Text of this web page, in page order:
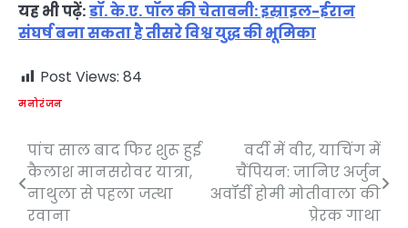
यह भी पढ़ें:डॉ. के.ए. पॉल की चेतावनी: इस्राइल-ईरान
संघर्ष बना सकता है तीसरे विश्व युद्ध की भूमिका
Post Views: 84
मनोरंजन
Post
navigation
पांच साल बाद फिर शुरू हुई
कैलाश मानसरोवर यात्रा,
नाथुला से पहला जत्था
रवाना
वर्दी में वीर, याचिंग में
चैंपियन: जानिए अर्जुन
अवॉर्डी होमी मोतीवाला की
प्रेरक गाथा